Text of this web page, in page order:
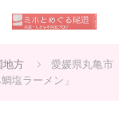
地方
愛媛県丸亀市
塩ラーメン」